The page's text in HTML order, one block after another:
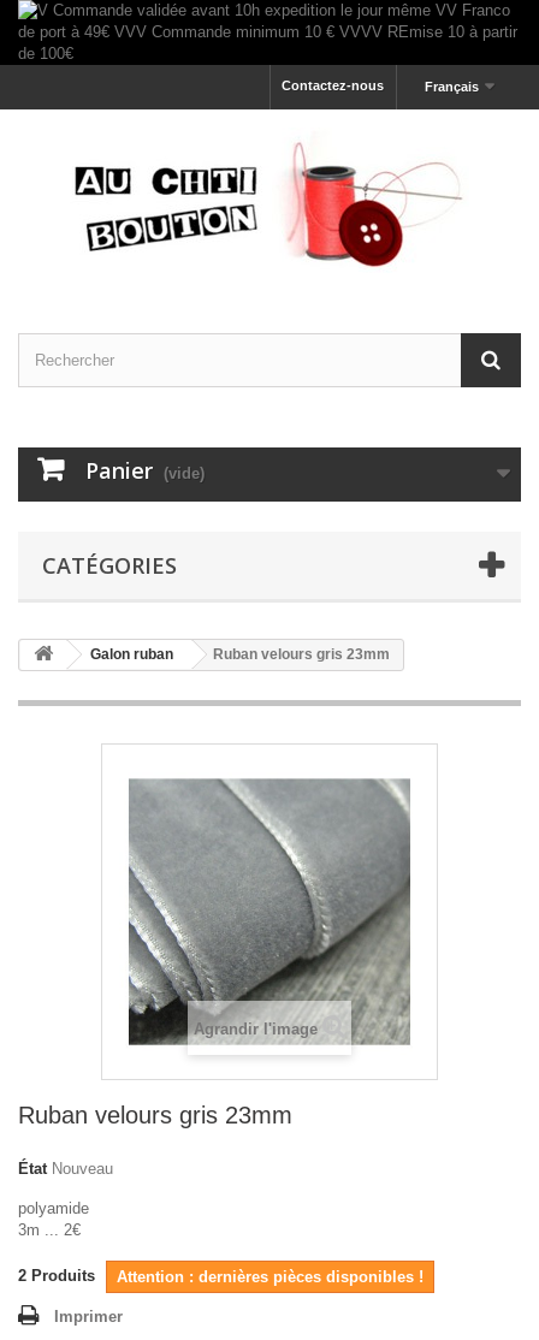
Français
Contactez-nous
Panier (vide)
CATÉGORIES
Galon ruban Ruban velours gris 23mm
Agrandir l'image
Ruban velours gris 23mm
État Nouveau
polyamide
3m ... 2€
2 Produits Attention : dernières pièces disponibles !
Imprimer